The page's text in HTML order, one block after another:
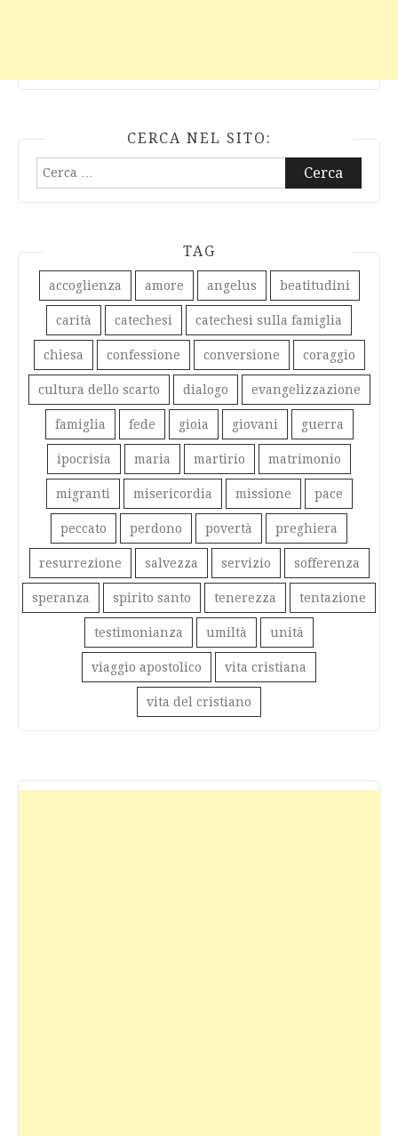
CERCA NEL SITO:
Ricerca
TAG
accoglienza amore angelus beatitudini
carità catechesi catechesi sulla famiglia
chiesa confessione conversione coraggio
cultura dello scarto dialogo evangelizzazione
famiglia fede gioia giovani guerra
ipocrisia maria martirio matrimonio
migranti misericordia missione pace
peccato perdono povertà preghiera
resurrezione salvezza servizio sofferenza
speranza spirito santo tenerezza tentazione
testimonianza umiltà unità
viaggio apostolico vita cristiana
vita del cristiano